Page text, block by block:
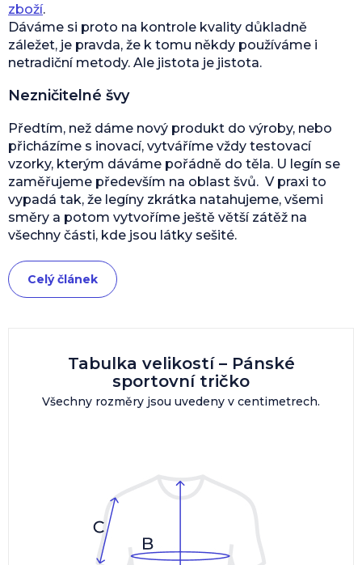
Tabulka velikostí – Pánské
sportovní tričko
Všechny rozměry jsou uvedeny v centimetrech.
zboží.
Dáváme si proto na kontrole kvality důkladně
záležet, je pravda, že k tomu někdy používáme i
netradiční metody. Ale jistota je jistota.
Nezničitelné švy
Předtím, než dáme nový produkt do výroby, nebo
přicházíme s inovací, vytváříme vždy testovací
vzorky, kterým dáváme pořádně do těla. U legín se
zaměřujeme především na oblast švů. V praxi to
vypadá tak, že legíny zkrátka natahujeme, všemi
směry a potom vytvoříme ještě větší zátěž na
všechny části, kde jsou látky sešité.
Celý článek